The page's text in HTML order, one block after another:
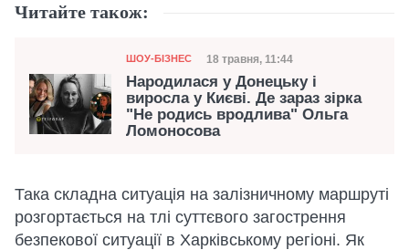
Читайте також:
Категорія
ШОУ-БІЗНЕС Дата публікації
18 травня, 11:44
Народилася у Донецьку і
виросла у Києві. Де зараз зірка
"Не родись вродлива" Ольга
Ломоносова
Така складна ситуація на залізничному маршруті
розгортається на тлі суттєвого загострення
безпекової ситуації в Харківському регіоні. Як